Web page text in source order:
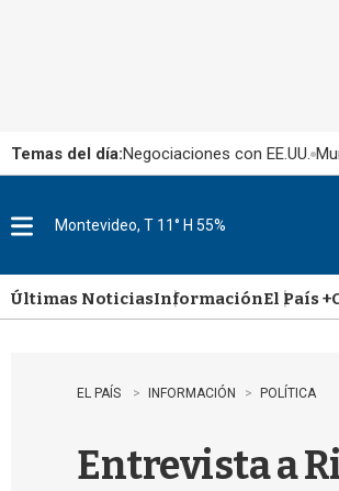
Temas del día:Negociaciones con EE.UU.
u
Montevideo, T 11° H 55%
Últimas NoticiasInformaciónEl País +
EL PAÍS INFORMACIÓN POLÍTICA
Entrevista a